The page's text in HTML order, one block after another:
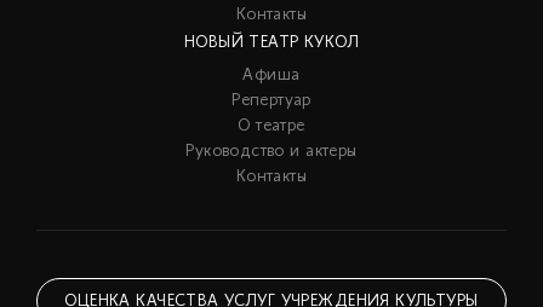
Контакты
НОВЫЙ ТЕАТР КУКОЛ
Афиша
Репертуар
О театре
Руководство и актеры
Контакты
ОЦЕНКА КАЧЕСТВА УСЛУГ УЧРЕЖДЕНИЯ КУЛЬТУРЫ